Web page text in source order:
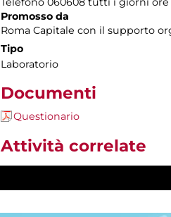
Promosso da
Roma Capitale con il supporto
Tipo
Laboratorio
Documenti
Questionario
Attività correlate